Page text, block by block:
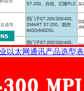
以太网通讯产品选型表